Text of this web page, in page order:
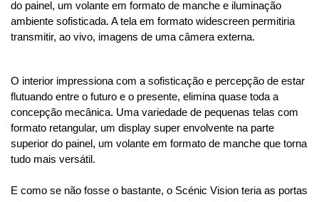
do painel, um volante em formato de manche e iluminação
ambiente sofisticada. A tela em formato widescreen permitiria
transmitir, ao vivo, imagens de uma câmera externa.
O interior impressiona com a sofisticação e percepção de estar
flutuando entre o futuro e o presente, elimina quase toda a
concepção mecânica. Uma variedade de pequenas telas com
formato retangular, um display super envolvente na parte
superior do painel, um volante em formato de manche que torna
tudo mais versátil.
E como se não fosse o bastante, o Scénic Vision teria as portas